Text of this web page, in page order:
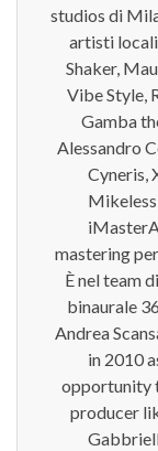
studios di
artisti locali
Shaker,
Vibe Style,
Gamba
Alessandro
Cyneris,
mastering
È nel team
binaurale
Andrea
in 2010
opportunity
producer